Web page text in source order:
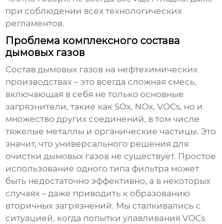
при соблюдении всех технологических
регламентов.
Проблема комплексного состава
дымовых газов
Состав дымовых газов на нефтехимических
производствах – это всегда сложная смесь,
включающая в себя не только основные
загрязнители, такие как SOx, NOx, VOCs, но и
множество других соединений, в том числе
тяжелые металлы и органические частицы. Это
значит, что универсального решения для
очистки дымовых газов не существует. Простое
использование одного типа фильтра может
быть недостаточно эффективно, а в некоторых
случаях – даже приводить к образованию
вторичных загрязнений. Мы сталкивались с
ситуацией, когда попытки улавливания VOCs